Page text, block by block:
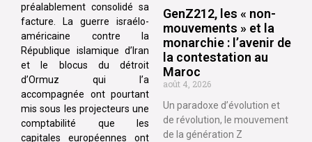
préalablement consolidé sa
facture. La guerre israélo-
américaine contre la
République islamique d’Iran
et le blocus du détroit
d’Ormuz qui l’a
accompagnée ont pourtant
mis sous les projecteurs une
comptabilité que les
capitales européennes ont
GenZ212, les « non-
mouvements » et la
monarchie : l’avenir de
la contestation au
Maroc
août 4, 2026
Un paradoxe d’évolution et
de révolution, le mouvement
de la génération Z